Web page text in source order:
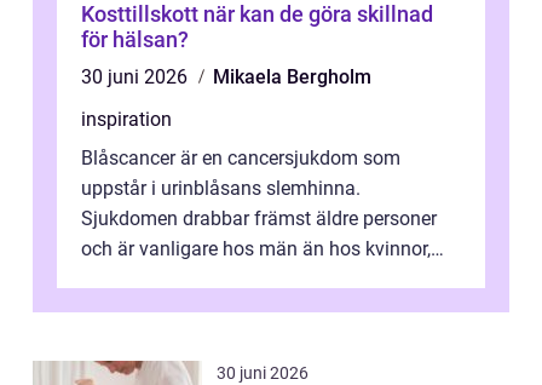
Kosttillskott när kan de göra skillnad
för hälsan?
30 juni 2026
Mikaela Bergholm
inspiration
Blåscancer är en cancersjukdom som
uppstår i urinblåsans slemhinna.
Sjukdomen drabbar främst äldre personer
och är vanligare hos män än hos kvinnor,
förändringarna u...
30 juni 2026